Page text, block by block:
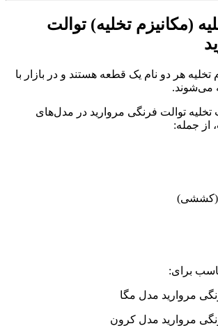
(مکانیزم تخلیه) توالت
تخلیه هر دو نام یک قطعه هستند و در بازار با
می‌شوند.
تخلیه توالت فرنگی مروارید در مدل‌های
از جمله:
(کششی)
برای:
مروارید مدل مگا
مروارید مدل کرون